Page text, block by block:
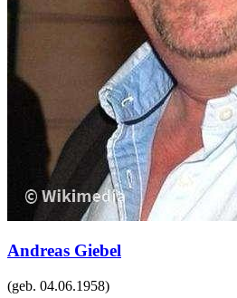
Andreas Giebel
(geb. 04.06.1958)